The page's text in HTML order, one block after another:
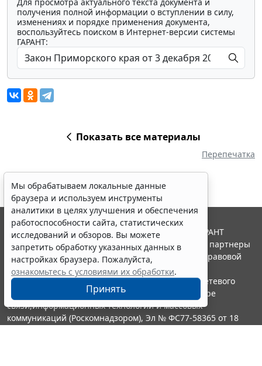
получения полной информации о вступлении в силу,
изменениях и порядке применения документа,
воспользуйтесь поиском в Интернет-версии системы
ГАРАНТ:
Показать все материалы
Перепечатка
Мы обрабатываем локальные данные
браузера и используем инструменты
аналитики в целях улучшения и обеспечения
работоспособности сайта, статистических
исследований и обзоров. Вы можете
запретить обработку указанных данных в
настройках браузера. Пожалуйста,
ознакомьтесь с условиями их обработки.
Принять
© ООО "НПП "ГАРАНТ-СЕРВИС", 2026. Система ГАРАНТ
выпускается с 1990 года. Компания "Гарант" и ее партнеры
являются участниками Российской ассоциации правовой
информации ГАРАНТ.
Портал ГАРАНТ.РУ зарегистрирован в качестве сетевого
издания Федеральной службой по надзору в сфере
связи,информационных технологий и массовых
коммуникаций (Роскомнадзором), Эл № ФС77-58365 от 18